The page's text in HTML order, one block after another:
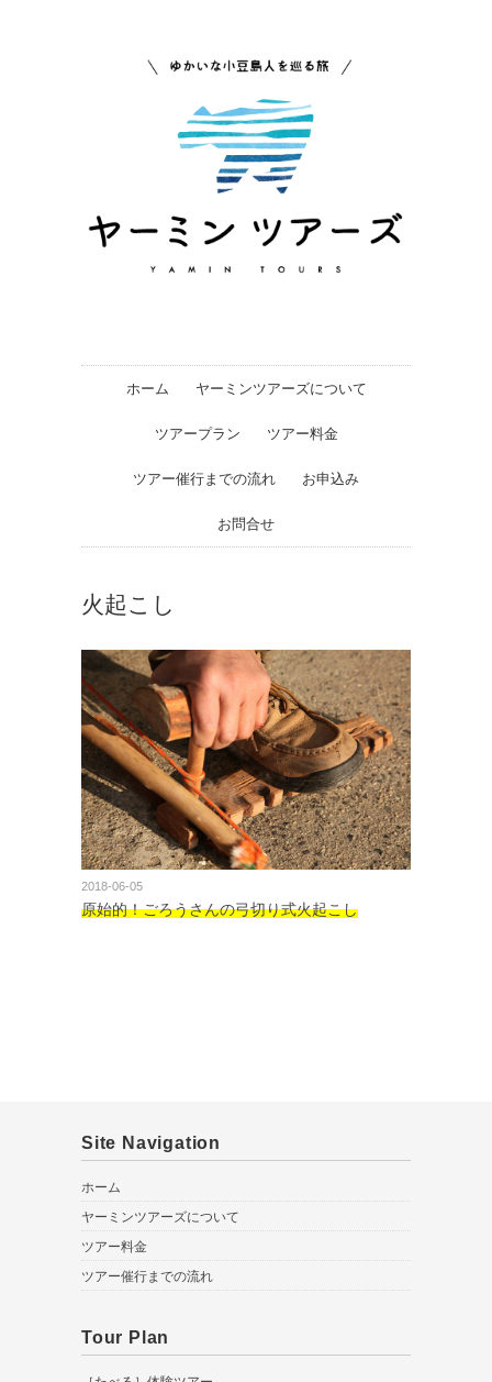
ホーム ヤーミンツアーズについて
ツアープラン ツアー料金
ツアー催行までの流れ お申込み
お問合せ
火起こし
2018-06-05
原始的！ごろうさんの弓切り式火起こし
Site Navigation
ホーム
ヤーミンツアーズについて
ツアー料金
ツアー催行までの流れ
Tour Plan